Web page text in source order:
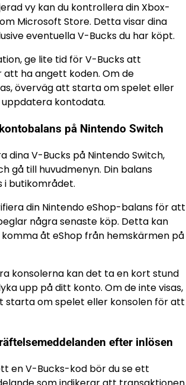
vy kan du kontrollera din Xbox-
Microsoft Store. Detta visar dina
eventuella V-Bucks du har köpt.
ge lite tid för V-Bucks att
ha angett koden. Om de
överväg att starta om spelet eller
kontodata.
på Nintendo Switch
dina V-Bucks på Nintendo Switch,
gå till huvudmenyn. Din balans
i butikområdet.
din Nintendo eShop-balans för att
några senaste köp. Detta kan
åt eShop från hemskärmen på
konsolerna kan det ta en kort stund
upp på ditt konto. Om de inte visas,
starta om spelet eller konsolen för att
efter inlösen
en V-Bucks-kod bör du se ett